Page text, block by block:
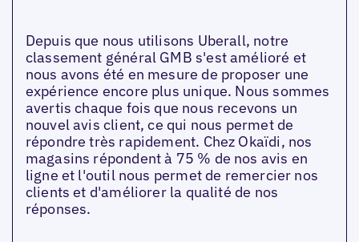
Depuis que nous utilisons Uberall, notre
classement général GMB s'est amélioré et
nous avons été en mesure de proposer une
expérience encore plus unique. Nous sommes
avertis chaque fois que nous recevons un
nouvel avis client, ce qui nous permet de
répondre très rapidement. Chez Okaïdi, nos
magasins répondent à 75 % de nos avis en
ligne et l'outil nous permet de remercier nos
clients et d'améliorer la qualité de nos
réponses.